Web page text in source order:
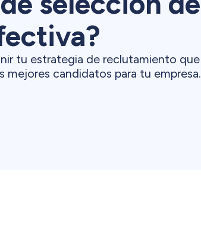
tu estrategia de reclutamiento que
mejores candidatos para tu empresa.